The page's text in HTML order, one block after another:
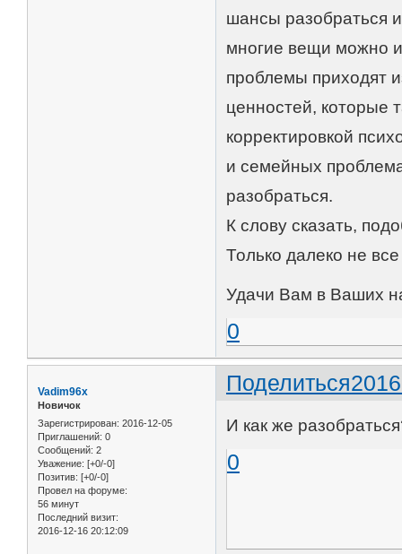
шансы разобраться
многие вещи можно
проблемы приходят
ценностей, которые
корректировкой
и семейных
разобраться.
К слову сказать,
Только далеко не
Удачи Вам в Ваших
0
Поделиться
Vadim96x
Новичок
Зарегистрирован: 2016-12-05
Приглашений: 0
Сообщений: 2
Уважение: [+0/-0]
Позитив: [+0/-0]
Провел на форуме:
56 минут
Последний визит:
2016-12-16 20:12:09
И как же
0